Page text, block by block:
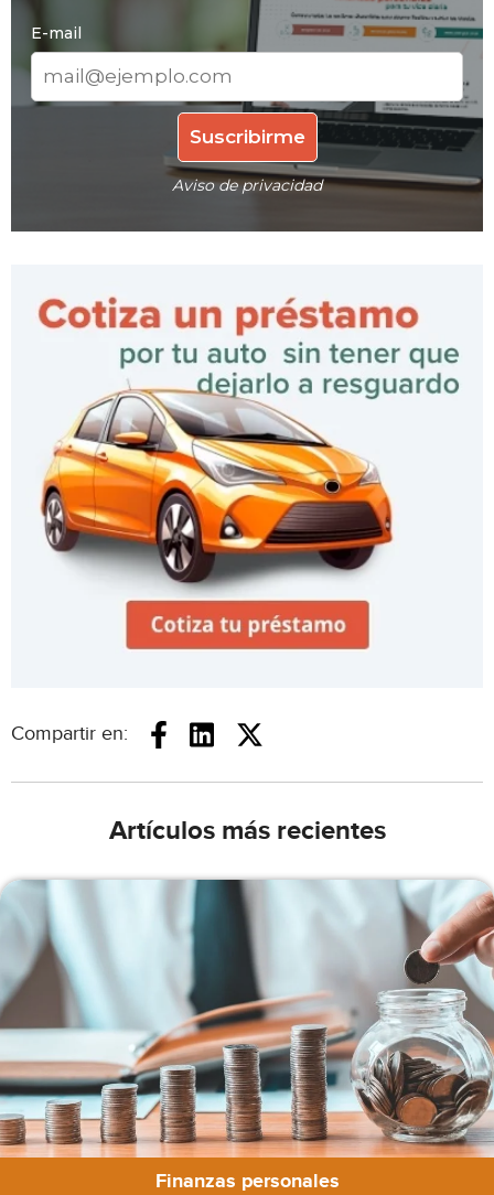
E-mail
Aviso de privacidad
Compartir en:
Artículos más recientes
Finanzas personales